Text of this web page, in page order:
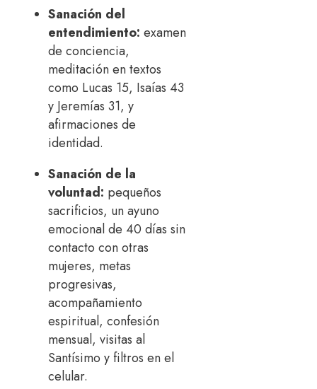
Sanación del
entendimiento: examen
de conciencia,
meditación en textos
como Lucas 15, Isaías 43
y Jeremías 31, y
afirmaciones de
identidad.
Sanación de la
voluntad: pequeños
sacrificios, un ayuno
emocional de 40 días sin
contacto con otras
mujeres, metas
progresivas,
acompañamiento
espiritual, confesión
mensual, visitas al
Santísimo y filtros en el
celular.